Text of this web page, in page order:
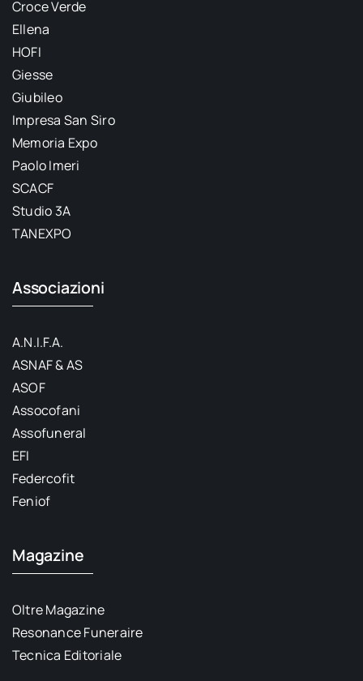
Croce Verde
Ellena
HOFI
Giesse
Giubileo
Impresa San Siro
Memoria Expo
Paolo Imeri
SCACF
Studio 3A
TANEXPO
Associazioni
A.N.I.F.A.
ASNAF & AS
ASOF
Assocofani
Assofuneral
EFI
Federcofit
Feniof
Magazine
Oltre Magazine
Resonance Funeraire
Tecnica Editoriale